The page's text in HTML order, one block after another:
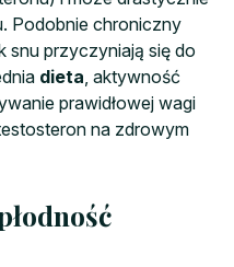
Podobnie chroniczny
snu przyczyniają się do
dieta , aktywność
prawidłowej wagi
na zdrowym